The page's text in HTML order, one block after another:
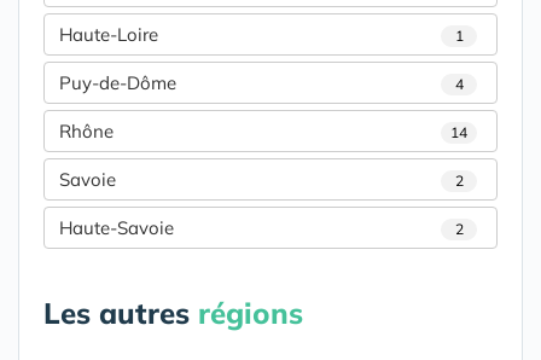
Haute-Loire 1
Puy-de-Dôme 4
Rhône 14
Savoie 2
Haute-Savoie 2
Les autres régions